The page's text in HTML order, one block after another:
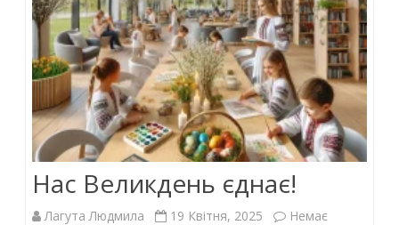
Нас Великдень єднає!
Лагута Людмила 19 Квітня, 2025
Немає